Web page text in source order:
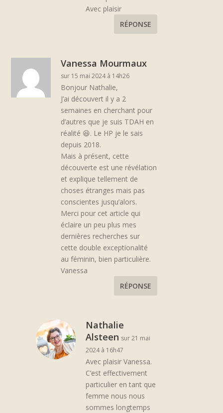
Avec plaisir
RÉPONSE
Vanessa Mourmaux
sur 15 mai 2024 à 14h26
Bonjour Nathalie,
J’ai découvert il y a 2
semaines en cherchant pour
d’autres que je suis TDAH en
réalité 😆. Le HP je le sais
depuis 2018.
Mais à présent, cette
découverte est une révélation
et explique tellement de
choses étranges mais pas
conscientes jusqu’alors.
Merci pour cet article qui
éclaire un peu plus mes
dernières recherches sur
cette double exceptionalité
au féminin, bien particulière.
Vanessa
RÉPONSE
Nathalie
Alsteen sur 21 mai
2024 à 16h47
Avec plaisir Vanessa.
C’est effectivement
particulier en tant que
femme nous nous
sommes longtemps